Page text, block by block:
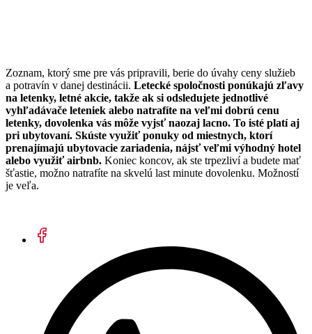
Zoznam, ktorý sme pre vás pripravili, berie do úvahy ceny služieb
a potravín v danej destinácii. Letecké spoločnosti ponúkajú zľavy
na letenky, letné akcie, takže ak si odsledujete jednotlivé
vyhľadávače leteniek alebo natrafíte na veľmi dobrú cenu
letenky, dovolenka vás môže vyjsť naozaj lacno. To isté platí aj
pri ubytovaní. Skúste využiť ponuky od miestnych, ktorí
prenajímajú ubytovacie zariadenia, nájsť veľmi výhodný hotel
alebo využiť airbnb. Koniec koncov, ak ste trpezliví a budete mať
šťastie, možno natrafíte na skvelú last minute dovolenku. Možností
je veľa.